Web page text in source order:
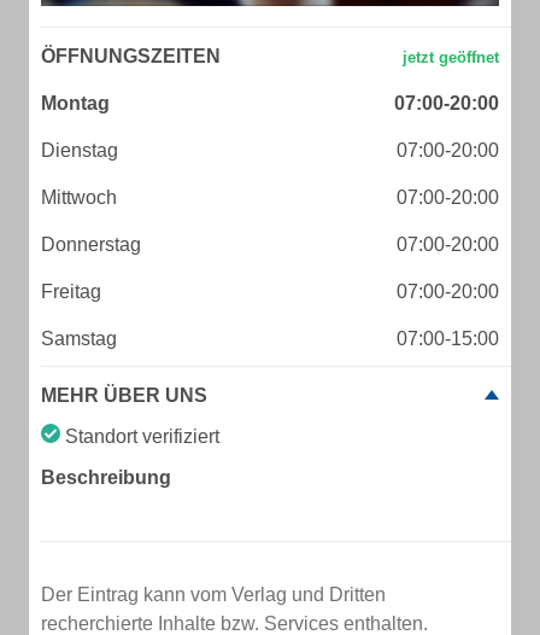
ÖFFNUNGSZEITEN
Montag 07:00-20:00
Dienstag 07:00-20:00
Mittwoch 07:00-20:00
Donnerstag 07:00-20:00
Freitag 07:00-20:00
Samstag 07:00-15:00
MEHR ÜBER UNS
Standort verifiziert
Beschreibung
Der Eintrag kann vom Verlag und Dritten
recherchierte Inhalte bzw. Services enthalten.